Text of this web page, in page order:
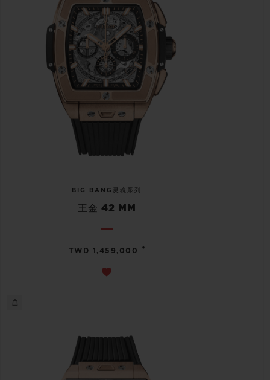
BIG BANG灵魂系列
王金 42 MM
TWD 1,459,000 •